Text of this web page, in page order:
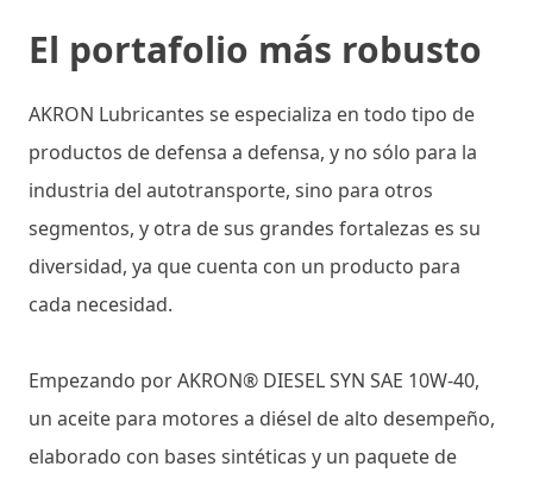
El portafolio más robusto
AKRON Lubricantes se especializa en todo tipo de
productos de defensa a defensa, y no sólo para la
industria del autotransporte, sino para otros
segmentos, y otra de sus grandes fortalezas es su
diversidad, ya que cuenta con un producto para
cada necesidad.
Empezando por AKRON® DIESEL SYN SAE 10W-40,
un aceite para motores a diésel de alto desempeño,
elaborado con bases sintéticas y un paquete de